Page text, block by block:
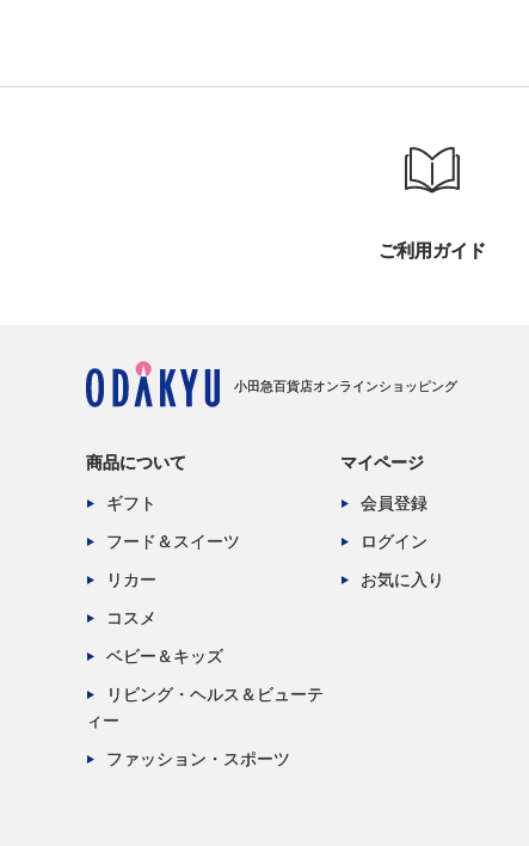
ご利用ガイド
小田急百貨店オンラインショッピング
商品について
ギフト
フード＆スイーツ
リカー
コスメ
ベビー＆キッズ
リビング・ヘルス＆ビューテ
ィー
ファッション・スポーツ
マイページ
会員登録
ログイン
お気に入り